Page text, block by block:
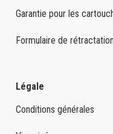
Garantie pour les
Formulaire de rétractation
Légale
Conditions générales